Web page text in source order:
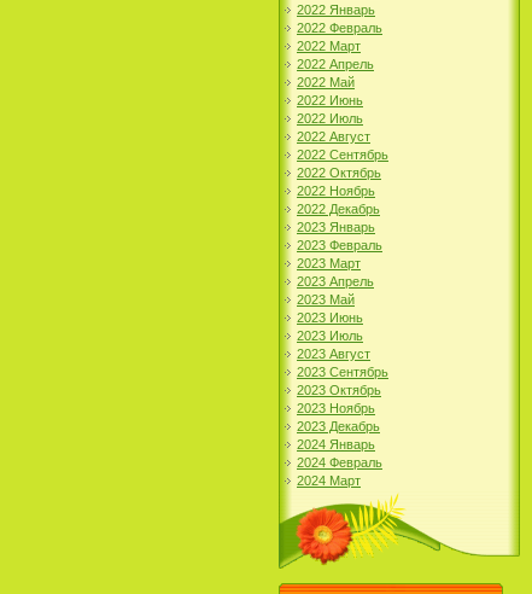
2022 Январь
2022 Февраль
2022 Март
2022 Апрель
2022 Май
2022 Июнь
2022 Июль
2022 Август
2022 Сентябрь
2022 Октябрь
2022 Ноябрь
2022 Декабрь
2023 Январь
2023 Февраль
2023 Март
2023 Апрель
2023 Май
2023 Июнь
2023 Июль
2023 Август
2023 Сентябрь
2023 Октябрь
2023 Ноябрь
2023 Декабрь
2024 Январь
2024 Февраль
2024 Март